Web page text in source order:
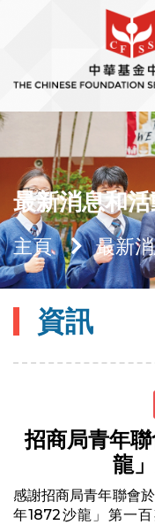
最新消息和
主頁 最新
資訊
招商局青年
龍
感謝招商局青年聯會
年1872沙龍」第一